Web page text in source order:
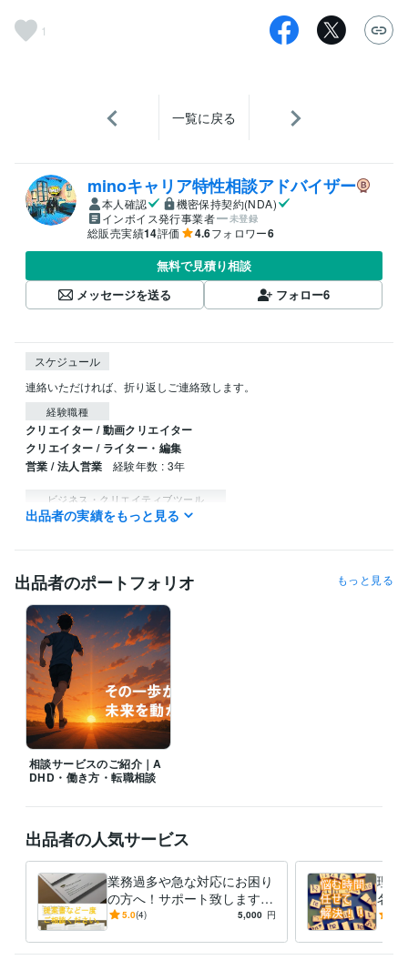
1
一覧に戻る
minoキャリア特性相談アドバイザー
本人確認
機密保持契約(NDA)
インボイス発行事業者
未登録
総販売実績14評価 4.6フォロワー6
無料で見積り相談
メッセージを送る
フォロー6
スケジュール
連絡いただければ、折り返しご連絡致します。
経験職種
クリエイター / 動画クリエイター
クリエイター / ライター・編集
営業 / 法人営業
経験年数 : 3年
ビジネス・クリエイティブツール
Excel:5年Google サイト:10年 PowerPoint:5年
悩み相談・カウンセリング
特性理解と悩み整理　転職判断の整理支
援
キャリア相談／特性相
出品者の実績をもっと見る
出品者のポートフォリオ もっと見る
相談サービスのご紹介｜A
DHD・働き方・転職相談
出品者の人気サービス
業務過多や急な対応にお困り
の方へ！サポート致します
簡単な書類なら翌日納品O
す
5.0(4) 5,000 円
理想
名他
0案
で対